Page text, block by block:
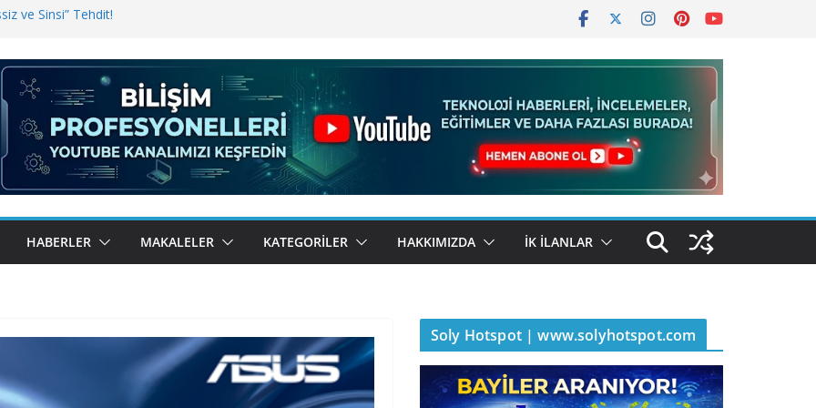
ve Sinsi” Tehdit!
Bugün BulutTahsilat’ta
Kemal Oral Tüm Sorularımızı
HABERLER MAKALELER KATEGORILER HAKKIMIZDA İK İLANLAR
Soly Hotspot | www.solyhotspot.com